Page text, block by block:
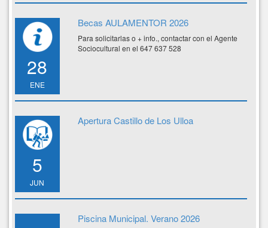
28
ENE
Becas AULAMENTOR 2026
Para solicitarlas o + info., contactar con el Agente
Sociocultural en el 647 637 528
5
JUN
Apertura Castillo de Los Ulloa
Piscina Municipal. Verano 2026